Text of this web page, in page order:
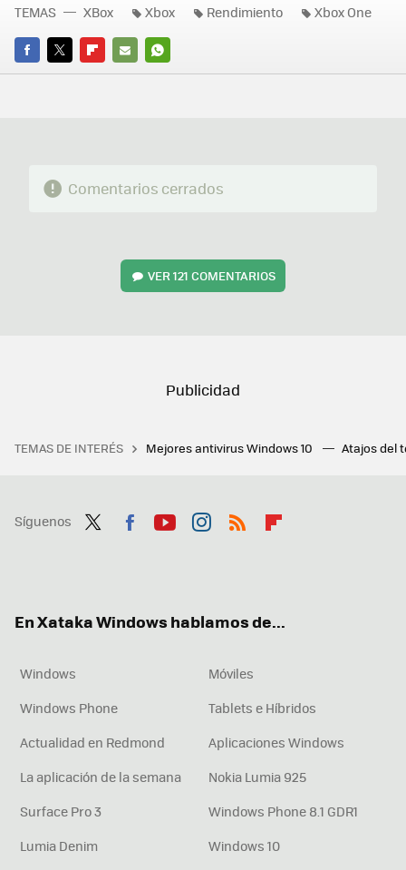
FACEBOOK
TWITTERFLIPBOARD
E-
WHATSAPP
TEMAS XBox Xbox Rendimiento Xbox One
Comentarios cerrados
VER121 COMENTARIOS
TEMAS DE INTERÉS Mejores antivirus Windows 10 Atajos del
Síguenos
En Xataka Windows hablamos de...
Windows
Móviles
Windows Phone
Tablets e Híbridos
Actualidad en Redmond
Aplicaciones Windows
La aplicación de la semana
Nokia Lumia 925
Surface Pro 3
Windows Phone 8.1 GDR1
Lumia Denim
Windows 10